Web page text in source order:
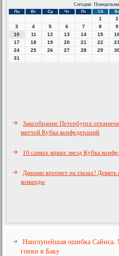
Сегодня:
Пн Вт Ср Чт Пт Сб Вс
1
2
3
4 5 6 7 8
9
10
11 12 13 14 15
17
18 19 20 21 22
24
25 26 27 28 29
31
Заксобрание Петербурга
матчей Кубка конфедераций
10 самых ярких звезд Кубка
Динамо крепнет на глазах!
команды
Наиглупейшая ошибка Сайнса.
гонки в Баку